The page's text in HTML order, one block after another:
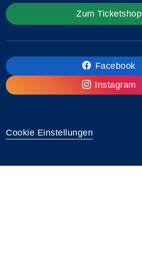
Zum Ticketshop
Facebook
Instagram
Cookie Einstellungen